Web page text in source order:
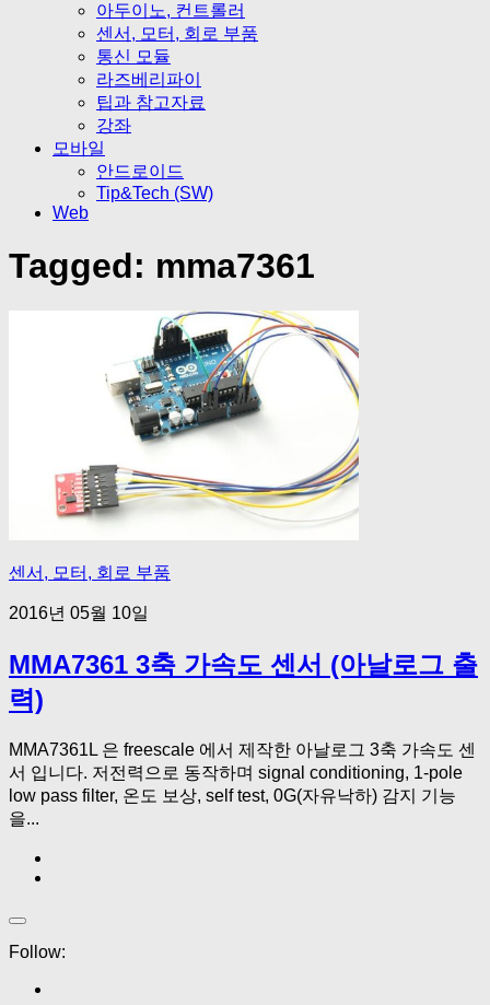
아두이노, 컨트롤러
센서, 모터, 회로 부품
통신 모듈
라즈베리파이
팁과 참고자료
강좌
모바일
안드로이드
Tip&Tech (SW)
Web
Tagged: mma7361
센서, 모터, 회로 부품
2016년 05월 10일
MMA7361 3축 가속도 센서 (아날로그 출
력)
MMA7361L 은 freescale 에서 제작한 아날로그 3축 가속도 센
서 입니다. 저전력으로 동작하며 signal conditioning, 1-pole
low pass filter, 온도 보상, self test, 0G(자유낙하) 감지 기능
을...
Follow: